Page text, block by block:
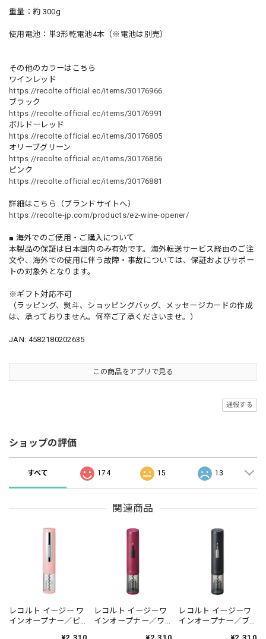
重量：約 300g
使用電池：単3形乾電池4本（※電池は別売）
その他のカラーはこちら
ワインレッド
https://recolte.official.ec/items/30176966
ブラック
https://recolte.official.ec/items/30176991
ボルドーレッド
https://recolte.official.ec/items/30176805
オリーブグリーン
https://recolte.official.ec/items/30176856
ピンク
https://recolte.official.ec/items/30176881
詳細はこちら（ブランドサイトへ）
https://recolte-jp.com/products/ez-wine-opener/
■ 海外でのご使用・ご購入について
本製品の保証は日本国内のみ有効です。海外転送サービス経由のご注
文や、海外での使用に伴う故障・事故については、保証およびサポー
トの対象外となります。
※ギフト対応不可
（ラッピング、熨斗、ショッピングバッグ、メッセージカードの作成
は、承っておりません。何卒ご了承くださいませ。）
JAN: 4582180202635
この商品をアプリで見る
通報する
ショップの評価
すべて 174 15 13
関連商品
レコルト イージー ワ
インオープナー／ピ
レコルト イージーワ
インオープナー／ワ
レコルト イージーワ
インオープナー／ブ